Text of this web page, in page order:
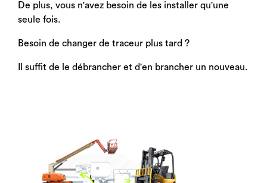
De plus, vous n'avez besoin de les installer qu'une
seule fois.
Besoin de changer de traceur plus tard ?
Il suffit de le débrancher et d'en brancher un nouveau.